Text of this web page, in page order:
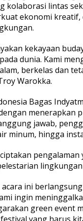
kolaborasi lintas
ekonomi
kekayaan
dunia. Kami
berkelas dan
Warokka.
Bagas
menerapkan
jawab,
minum, hingga
ini
ingin
green event